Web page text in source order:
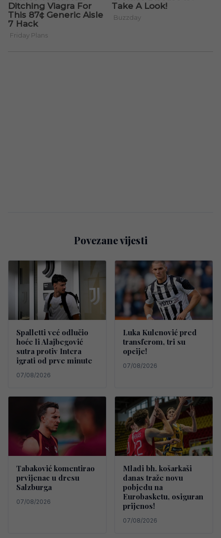
Povezane vijesti
Spalletti već odlučio
hoće li Alajbegović
sutra protiv Intera
igrati od prve minute
07/08/2026
Luka Kulenović pred
transferom, tri su
opcije!
07/08/2026
Tabaković komentirao
prvijenac u dresu
Salzburga
07/08/2026
Mladi bh. košarkaši
danas traže novu
pobjedu na
Eurobasketu, osiguran
prijenos!
07/08/2026